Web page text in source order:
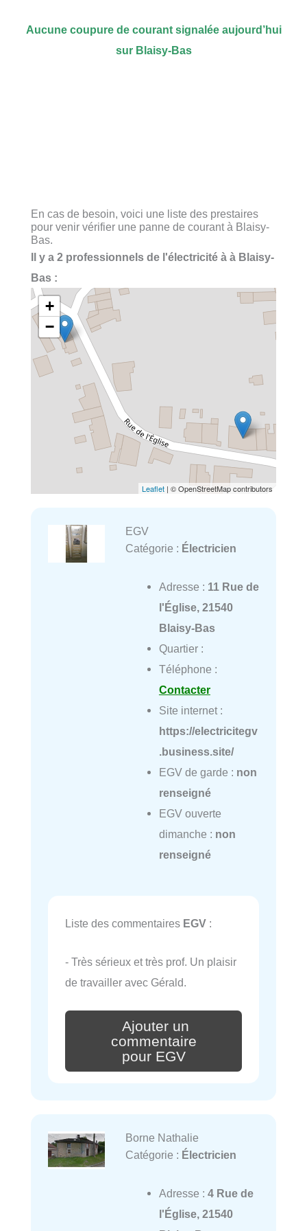
Aucune coupure de courant signalée aujourd’hui
sur Blaisy-Bas
En cas de besoin, voici une liste des prestaires
pour venir vérifier une panne de courant à Blaisy-
Bas.
Il y a 2 professionnels de l'électricité à à Blaisy-
Bas :
+
−
Leaflet | © OpenStreetMap contributors
EGV
Catégorie : Électricien
Adresse : 11 Rue de
l'Église, 21540
Blaisy-Bas
Quartier :
Téléphone :
Contacter
Site internet :
https://electricitegv
.business.site/
EGV de garde : non
renseigné
EGV ouverte
dimanche : non
renseigné
Liste des commentaires EGV :
- Très sérieux et très prof. Un plaisir
de travailler avec Gérald.
Ajouter un
commentaire
pour EGV
Borne Nathalie
Catégorie : Électricien
Adresse : 4 Rue de
l'Église, 21540